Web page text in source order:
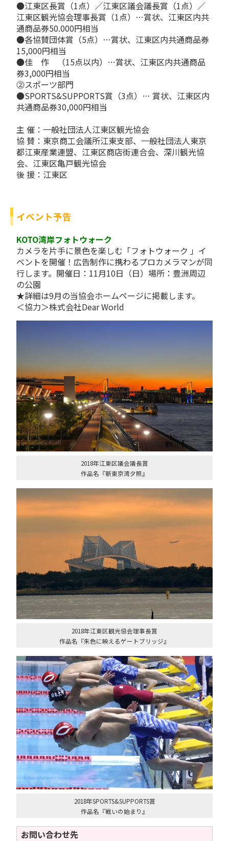
●江東区長賞（1点）／江東区議会議長賞（1点）／
江東区観光協会理事長賞（1点）…賞状、江東区内共
通商品券50.000円相当
●各協賛団体賞（5点）…賞状、江東区内共通商品券
15,000円相当
●佳 作 （15点以内）…賞状、江東区内共通商品
券3,000円相当
⓶スポーツ部門
●SPORTS&SUPPORTS賞（3点）… 賞状、江東区内
共通商品券30,000円相当
主 催：一般社団法人江東区観光協会
協 賛：東京商工会議所江東支部、一般社団法人東京
都江東産業連盟、江東区商店街連合会、深川観光協
会、江東区亀戸観光協会
後 援：江東区
イベント予告
KOTO湾岸フォトウォーク
カメラを片手に景色を楽しむ「フォトウォーク 」イ
ベントを開催！広告制作に携わるプロカメラマンが同
行します。開催日：11月10日（日）場所：豊洲周辺
の公園
★詳細は9月の当協会ホームページに掲載します。
＜協力＞株式会社Dear World
2018年江東区議会議長賞
作品名『新東京湾夕照』
2018年江東区観光協会理事長賞
作品名『朱色に映えるゲートブリッジ』
2018年SPORTS&SUPPORTS賞
作品名『戦いの始まり』
お問い合わせ先